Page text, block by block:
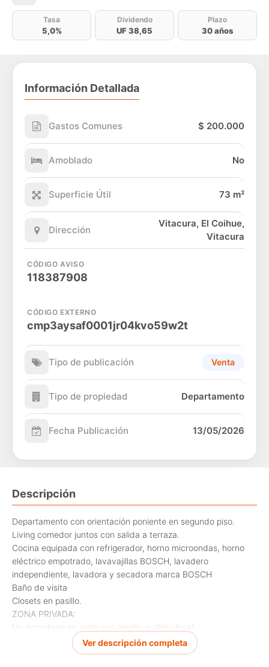
Tasa
5,0%
Dividendo
UF 38,65
Plazo
30 años
Información Detallada
Gastos Comunes $ 200.000
Amoblado No
Superficie Útil 73 m²
Dirección
Vitacura, El Coihue,
Vitacura
CÓDIGO AVISO
118387908
CÓDIGO EXTERNO
cmp3aysaf0001jr04kvo59w2t
Tipo de publicación Venta
Tipo de propiedad Departamento
Fecha Publicación 13/05/2026
Descripción
Departamento con orientación poniente en segundo piso.
Living comedor juntos con salida a terraza.
Cocina equipada con refrigerador, horno microondas, horno
eléctrico empotrado, lavavajillas BOSCH, lavadero
independiente, lavadora y secadora marca BOSCH
Baño de visita
Closets en pasillo.
ZONA PRIVADA:
Un dormitorio en suite con amplio walkin closet.
GENERAL: Ventanas Termopanel en todo el depto.
Ver descripción completa